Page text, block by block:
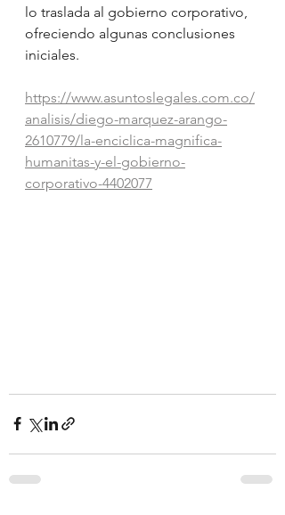
lo traslada al gobierno corporativo,
ofreciendo algunas conclusiones
iniciales.
https://www.asuntoslegales.com.co/
analisis/diego-marquez-arango-
2610779/la-enciclica-magnifica-
humanitas-y-el-gobierno-
corporativo-4402077